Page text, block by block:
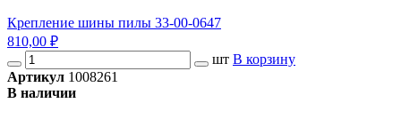
Крепление шины пилы 33-00-0647
810,00 ₽
шт В корзину
Артикул 1008261
В наличии